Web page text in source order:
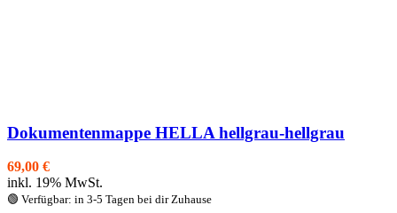
Dokumentenmappe HELLA hellgrau-hellgrau
69,00 €
inkl. 19% MwSt.
🟢 Verfügbar: in 3-5 Tagen bei dir Zuhause